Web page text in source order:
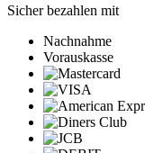
Sicher bezahlen mit
Nachnahme
Vorauskasse